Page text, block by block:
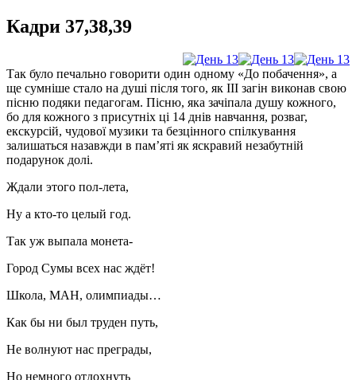
Кадри 37,38,39
Так було печально говорити один одному «До побачення», а
ще сумніше стало на душі після того, як ІІІ загін виконав свою
пісню подяки педагогам. Пісню, яка зачіпала душу кожного,
бо для кожного з присутніх ці 14 днів навчання, розваг,
екскурсій, чудової музики та безцінного спілкування
залишаться назавжди в пам’яті як яскравий незабутній
подарунок долі.
Ждали этого пол-лета,
Ну а кто-то целый год.
Так уж выпала монета-
Город Сумы всех нас ждёт!
Школа, МАН, олимпиады…
Как бы ни был труден путь,
Не волнуют нас преграды,
Но немного отдохнуть